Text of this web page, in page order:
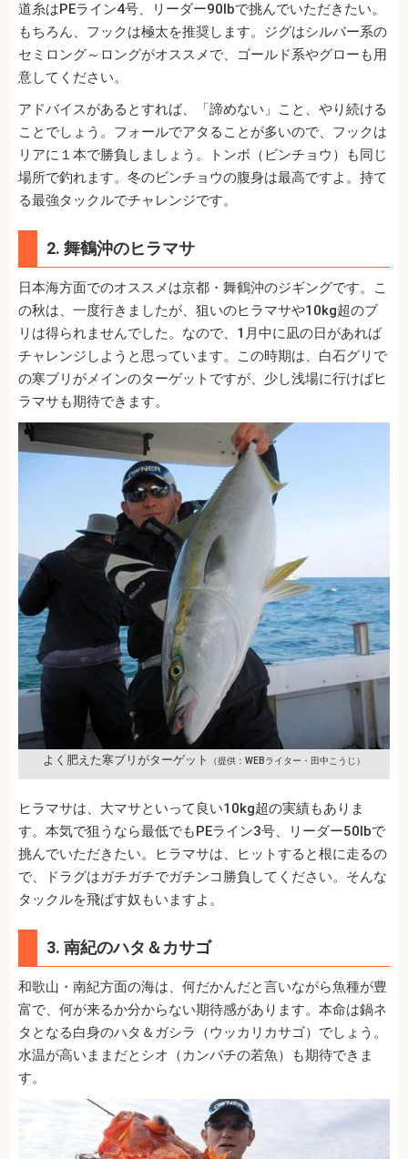
道糸はPEライン4号、リーダー90lbで挑んでいただきたい。
もちろん、フックは極太を推奨します。ジグはシルバー系の
セミロング～ロングがオススメで、ゴールド系やグローも用
意してください。
アドバイスがあるとすれば、「諦めない」こと、やり続ける
ことでしょう。フォールでアタることが多いので、フックは
リアに１本で勝負しましょう。トンボ（ビンチョウ）も同じ
場所で釣れます。冬のビンチョウの腹身は最高ですよ。持て
る最強タックルでチャレンジです。
2. 舞鶴沖のヒラマサ
日本海方面でのオススメは京都・舞鶴沖のジギングです。こ
の秋は、一度行きましたが、狙いのヒラマサや10kg超のブ
リは得られませんでした。なので、1月中に凪の日があれば
チャレンジしようと思っています。この時期は、白石グリで
の寒ブリがメインのターゲットですが、少し浅場に行けばヒ
ラマサも期待できます。
よく肥えた寒ブリがターゲット （提供：WEBライター・田中こうじ）
ヒラマサは、大マサといって良い10kg超の実績もありま
す。本気で狙うなら最低でもPEライン3号、リーダー50lbで
挑んでいただきたい。ヒラマサは、ヒットすると根に走るの
で、ドラグはガチガチでガチンコ勝負してください。そんな
タックルを飛ばす奴もいますよ。
3. 南紀のハタ＆カサゴ
和歌山・南紀方面の海は、何だかんだと言いながら魚種が豊
富で、何が来るか分からない期待感があります。本命は鍋ネ
タとなる白身のハタ＆ガシラ（ウッカリカサゴ）でしょう。
水温が高いままだとシオ（カンパチの若魚）も期待できま
す。